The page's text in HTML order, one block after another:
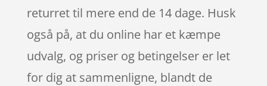
returret til mere end de 14 dage. Husk
også på, at du online har et kæmpe
udvalg, og priser og betingelser er let
for dig at sammenligne, blandt de